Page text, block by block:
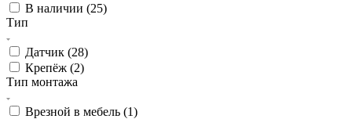
В наличии (25)
Тип
Датчик (28)
Крепёж (2)
Тип монтажа
Врезной в мебель (1)